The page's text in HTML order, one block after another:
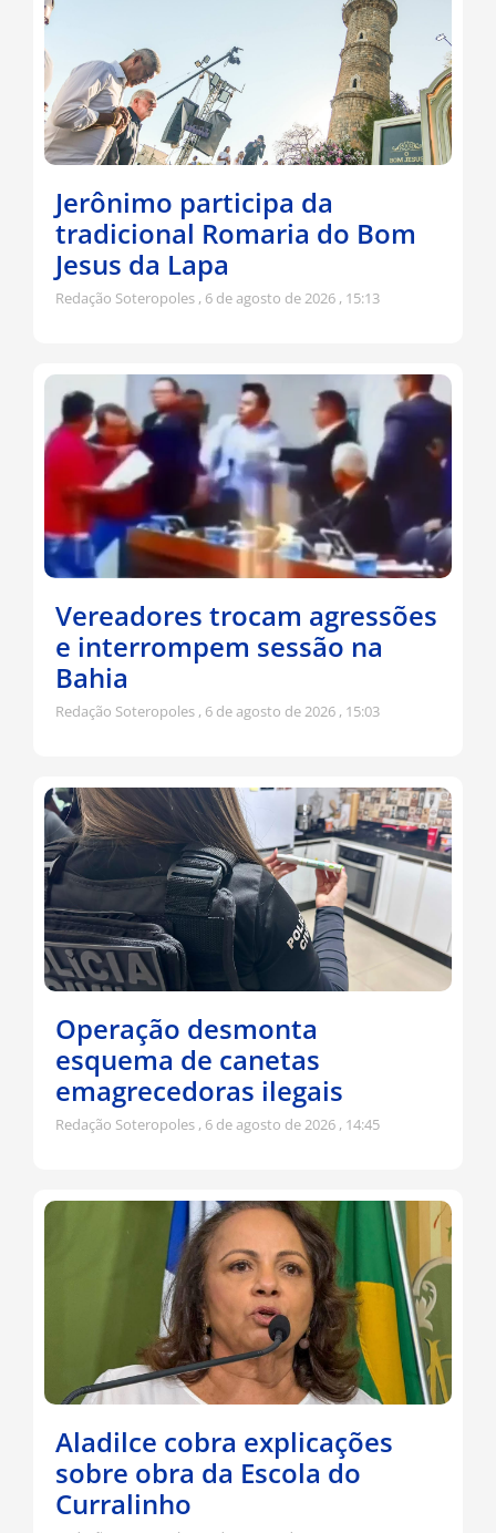
Jerônimo participa da
tradicional Romaria do Bom
Jesus da Lapa
Redação Soteropoles 6 de agosto de 2026 15:13
Vereadores trocam agressões
e interrompem sessão na
Bahia
Redação Soteropoles 6 de agosto de 2026 15:03
Operação desmonta
esquema de canetas
emagrecedoras ilegais
Redação Soteropoles 6 de agosto de 2026 14:45
Aladilce cobra explicações
sobre obra da Escola do
Curralinho